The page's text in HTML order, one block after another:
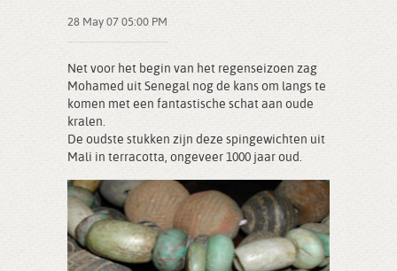
28 May 07 05:00 PM
Net voor het begin van het regenseizoen zag
Mohamed uit Senegal nog de kans om langs te
komen met een fantastische schat aan oude
kralen.
De oudste stukken zijn deze spingewichten uit
Mali in terracotta, ongeveer 1000 jaar oud.